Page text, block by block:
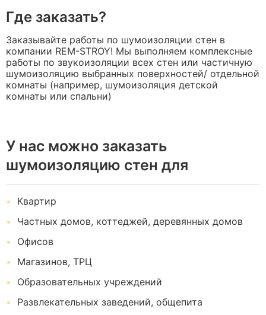
Где заказать?
Заказывайте работы по шумоизоляции стен в
компании REM-STROY! Мы выполняем комплексные
работы по звукоизоляции всех стен или частичную
шумоизоляцию выбранных поверхностей/ отдельной
комнаты (например, шумоизоляция детской
комнаты или спальни)
У нас можно заказать
шумоизоляцию стен для
Квартир
Частных домов, коттеджей, деревянных домов
Офисов
Магазинов, ТРЦ
Образовательных учреждений
Развлекательных заведений, общепита